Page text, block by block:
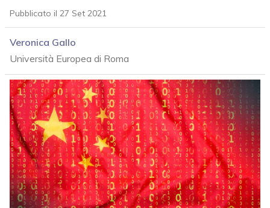
Pubblicato il 27 Set 2021
Veronica Gallo
Università Europea di Roma